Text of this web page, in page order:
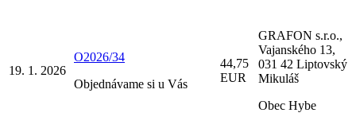
19. 1. 2026
O2026/34
Objednávame si u Vás
44,75
EUR
GRAFON s.r.o.,
Vajanského 13,
031 42 Liptovský
Mikuláš
Obec Hybe